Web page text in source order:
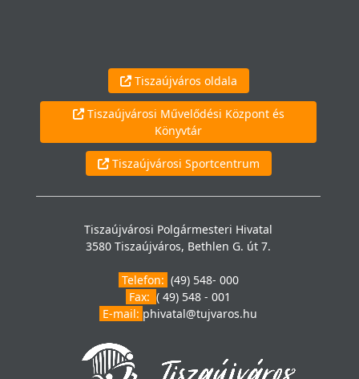
Tiszaújváros oldala
Tiszaújvárosi Művelődési Központ és
Könyvtár
Tiszaújvárosi Sportcentrum
Tiszaújvárosi Polgármesteri Hivatal
3580 Tiszaújváros, Bethlen G. út 7.
Telefon: (49) 548- 000
Fax: ( 49) 548 - 001
E-mail: phivatal@tujvaros.hu